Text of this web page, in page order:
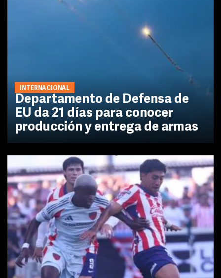
INTERNACIONAL
Departamento de Defensa de
EU da 21 días para conocer
producción y entrega de armas